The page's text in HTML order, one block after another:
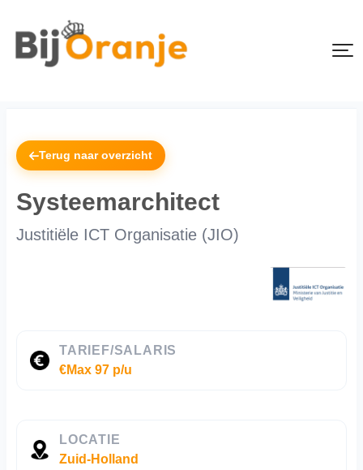
Terug naar overzicht
Systeemarchitect
Justitiële ICT Organisatie (JIO)
TARIEF/SALARIS
€Max 97 p/u
LOCATIE
Zuid-Holland